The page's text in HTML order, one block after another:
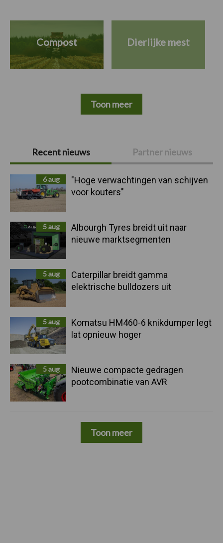
Primaire
Sidebar
Recent nieuws Partner nieuws
6 aug
"Hoge verwachtingen van schijven
voor kouters"
5 aug
Albourgh Tyres breidt uit naar
nieuwe marktsegmenten
5 aug
Caterpillar breidt gamma
elektrische bulldozers uit
5 aug
Komatsu HM460-6 knikdumper legt
lat opnieuw hoger
5 aug
Nieuwe compacte gedragen
pootcombinatie van AVR
Toon meer
Compost Dierlijke mest
Toon meer